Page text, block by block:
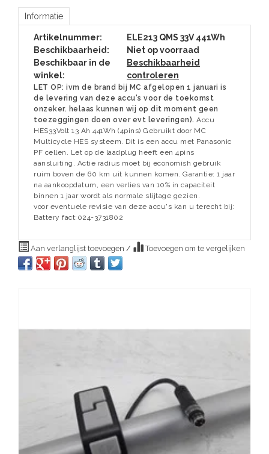
Informatie
Artikelnummer:
ELE213 QMS 33V 441Wh
Beschikbaarheid:
Niet op voorraad
Beschikbaar in de
winkel:
Beschikbaarheid
controleren
LET OP: ivm de brand bij MC afgelopen 1 januari is
de levering van deze accu's voor de toekomst
onzeker. helaas kunnen wij op dit moment geen
toezeggingen doen over evt leveringen). Accu
HES33Volt 13 Ah 441Wh (4pins) Gebruikt door MC
Multicycle HES systeem. Dit is een accu met Panasonic
PF cellen. Let op de laadplug heeft een 4pins
aansluiting. Actie radius moet bij economish gebruik
ruim boven de 60 km uit kunnen komen. Garantie: 1 jaar
na aankoopdatum, een verlies van 10% in capaciteit
binnen 1 jaar wordt als normale slijtage gezien.
voor eventuele revisie van deze accu's kan u terecht bij:
Battery fact:024-3731802
Aan verlanglijst toevoegen / Toevoegen om te vergelijken